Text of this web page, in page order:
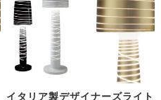
イタリア製デザイナーズライト